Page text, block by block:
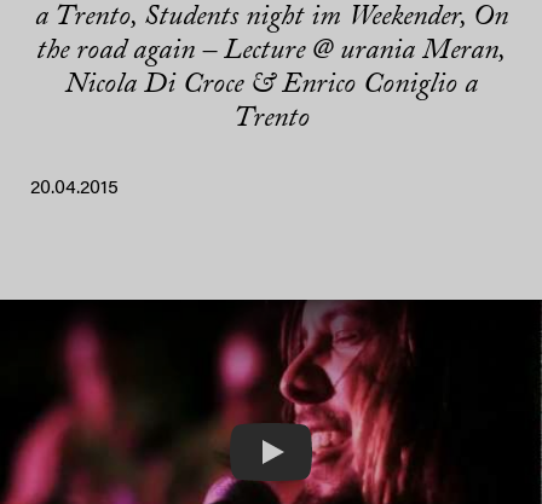
a Trento, Students night im Weekender, On
the road again – Lecture @ urania Meran,
Nicola Di Croce & Enrico Coniglio a
Trento
20.04.2015